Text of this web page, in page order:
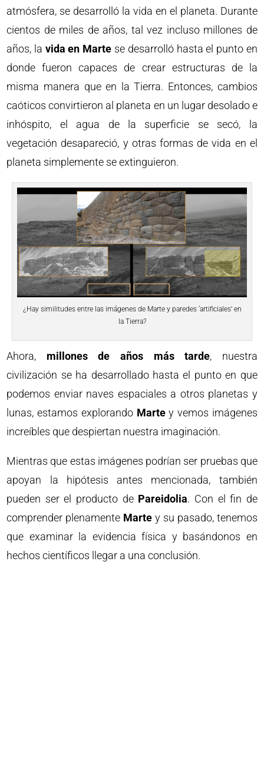
atmósfera, se desarrolló la vida en el planeta. Durante
cientos de miles de años, tal vez incluso millones de
años, la vida en Marte se desarrolló hasta el punto en
donde fueron capaces de crear estructuras de la
misma manera que en la Tierra. Entonces, cambios
caóticos convirtieron al planeta en un lugar desolado e
inhóspito, el agua de la superficie se secó, la
vegetación desapareció, y otras formas de vida en el
planeta simplemente se extinguieron.
¿Hay similitudes entre las imágenes de Marte y paredes ‘artificiales’ en
la Tierra?
Ahora, millones de años más tarde, nuestra
civilización se ha desarrollado hasta el punto en que
podemos enviar naves espaciales a otros planetas y
lunas, estamos explorando Martey vemos imágenes
increíbles que despiertan nuestra imaginación.
Mientras que estas imágenes podrían ser pruebas que
apoyan la hipótesis antes mencionada, también
pueden ser el producto de Pareidolia. Con el fin de
comprender plenamente Marte y su pasado, tenemos
que examinar la evidencia física y basándonos en
hechos científicos llegar a una conclusión.